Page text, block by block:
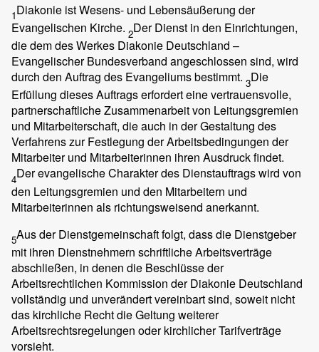
1Diakonie ist Wesens- und Lebensäußerung der
Evangelischen Kirche. 2Der Dienst in den Einrichtungen,
die dem des Werkes Diakonie Deutschland –
Evangelischer Bundesverband angeschlossen sind, wird
durch den Auftrag des Evangeliums bestimmt. 3Die
Erfüllung dieses Auftrags erfordert eine vertrauensvolle,
partnerschaftliche Zusammenarbeit von Leitungsgremien
und Mitarbeiterschaft, die auch in der Gestaltung des
Verfahrens zur Festlegung der Arbeitsbedingungen der
Mitarbeiter und Mitarbeiterinnen ihren Ausdruck findet.
4Der evangelische Charakter des Dienstauftrags wird von
den Leitungsgremien und den Mitarbeitern und
Mitarbeiterinnen als richtungsweisend anerkannt.
5Aus der Dienstgemeinschaft folgt, dass die Dienstgeber
mit ihren Dienstnehmern schriftliche Arbeitsverträge
abschließen, in denen die Beschlüsse der
Arbeitsrechtlichen Kommission der Diakonie Deutschland
vollständig und unverändert vereinbart sind, soweit nicht
das kirchliche Recht die Geltung weiterer
Arbeitsrechtsregelungen oder kirchlicher Tarifverträge
vorsieht.